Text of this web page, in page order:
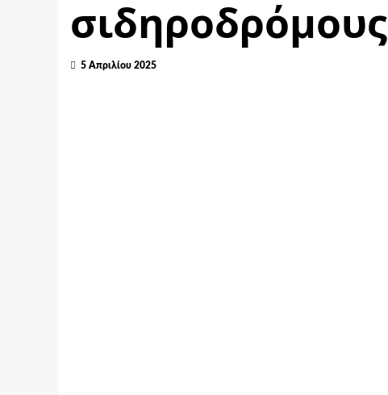
σιδηροδρόμους
5 Απριλίου 2025